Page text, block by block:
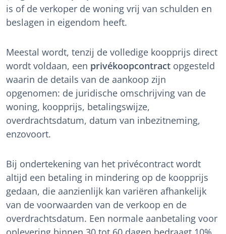
is of de verkoper de woning vrij van schulden en
beslagen in eigendom heeft.
Meestal wordt, tenzij de volledige koopprijs direct
wordt voldaan, een privékoopcontract opgesteld
waarin de details van de aankoop zijn
opgenomen: de juridische omschrijving van de
woning, koopprijs, betalingswijze,
overdrachtsdatum, datum van inbezitneming,
enzovoort.
Bij ondertekening van het privécontract wordt
altijd een betaling in mindering op de koopprijs
gedaan, die aanzienlijk kan variëren afhankelijk
van de voorwaarden van de verkoop en de
overdrachtsdatum. Een normale aanbetaling voor